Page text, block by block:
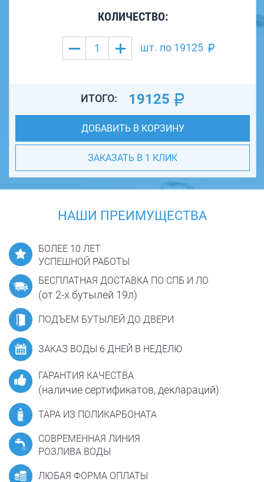
КОЛИЧЕСТВО:
шт. по 19125
ИТОГО: 19125
ДОБАВИТЬ В КОРЗИНУ
ЗАКАЗАТЬ В 1 КЛИК
НАШИ ПРЕИМУЩЕСТВА
БОЛЕЕ 10 ЛЕТ
УСПЕШНОЙ РАБОТЫ
БЕСПЛАТНАЯ ДОСТАВКА ПО СПБ И ЛО
(от 2-х бутылей 19л)
ПОДЪЕМ БУТЫЛЕЙ ДО ДВЕРИ
ЗАКАЗ ВОДЫ 6 ДНЕЙ В НЕДЕЛЮ
ГАРАНТИЯ КАЧЕСТВА
(наличие сертификатов, деклараций)
ТАРА ИЗ ПОЛИКАРБОНАТА
СОВРЕМЕННАЯ ЛИНИЯ
РОЗЛИВА ВОДЫ
ЛЮБАЯ ФОРМА ОПЛАТЫ